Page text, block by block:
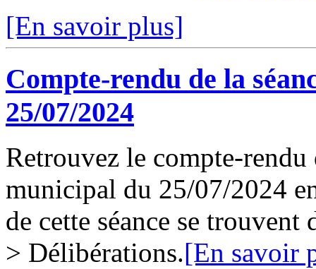
[En savoir plus]
Compte-rendu de la
25/07/2024
Retrouvez le compte-rendu
municipal du 25/07/2024
de cette séance se
> Délibérations.[En savoir